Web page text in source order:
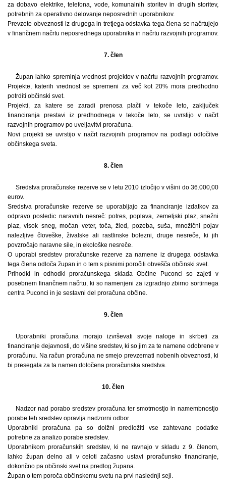
za dobavo elektrike, telefona, vode, komunalnih storitev in drugih storitev,
potrebnih za operativno delovanje neposrednih uporabnikov.
Prevzete obveznosti iz drugega in tretjega odstavka tega člena se načrtujejo
v finančnem načrtu neposrednega uporabnika in načrtu razvojnih programov.
7. člen
Župan lahko spreminja vrednost projektov v načrtu razvojnih programov.
Projekte, katerih vrednost se spremeni za več kot 20% mora predhodno
potrditi občinski svet.
Projekti, za katere se zaradi prenosa plačil v tekoče leto, zaključek
financiranja prestavi iz predhodnega v tekoče leto, se uvrstijo v načrt
razvojnih programov po uveljavitvi proračuna.
Novi projekti se uvrstijo v načrt razvojnih programov na podlagi odločitve
občinskega sveta.
8. člen
Sredstva proračunske rezerve se v letu 2010 izločijo v višini do 36.000,00
eurov.
Sredstva proračunske rezerve se uporabljajo za financiranje izdatkov za
odpravo posledic naravnih nesreč: potres, poplava, zemeljski plaz, snežni
plaz, visok sneg, močan veter, toča, žled, pozeba, suša, množični pojav
nalezljive človeške, živalske ali rastlinske bolezni, druge nesreče, ki jih
povzročajo naravne sile, in ekološke nesreče.
O uporabi sredstev proračunske rezerve za namene iz drugega odstavka
tega člena odloča župan in o tem s pisnimi poročili obvešča občinski svet.
Prihodki in odhodki proračunskega sklada Občine Puconci so zajeti v
posebnem finančnem načrtu, ki so namenjeni za izgradnjo zbirno sortirnega
centra Puconci in je sestavni del proračuna občine.
9. člen
Uporabniki proračuna morajo izvrševati svoje naloge in skrbeti za
financiranje dejavnosti, do višine sredstev, ki so jim za te namene odobrene v
proračunu. Na račun proračuna ne smejo prevzemati nobenih obveznosti, ki
bi presegala za ta namen določena proračunska sredstva.
10. člen
Nadzor nad porabo sredstev proračuna ter smotrnostjo in namembnostjo
porabe teh sredstev opravlja nadzorni odbor.
Uporabniki proračuna pa so dolžni predložiti vse zahtevane podatke
potrebne za analizo porabe sredstev.
Uporabnikom proračunskih sredstev, ki ne ravnajo v skladu z 9. členom,
lahko župan delno ali v celoti začasno ustavi proračunsko financiranje,
dokončno pa občinski svet na predlog župana.
Župan o tem poroča občinskemu svetu na prvi naslednji seji.